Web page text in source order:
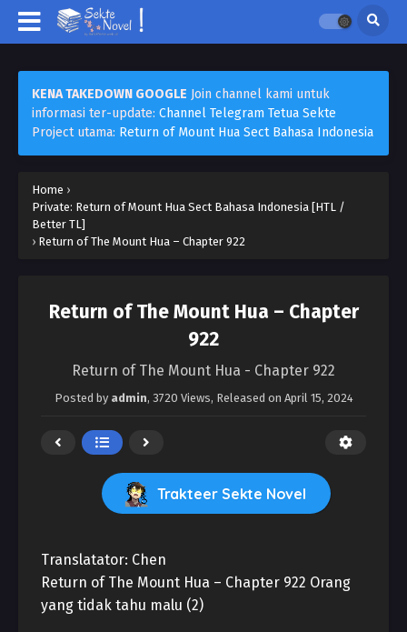
KENA TAKEDOWN GOOGLE Join channel kami untuk
informasi ter-update: Channel Telegram Tetua Sekte
Project utama: Return of Mount Hua Sect Bahasa Indonesia
Home ›
Private: Return of Mount Hua Sect Bahasa Indonesia [HTL /
Better TL]
› Return of The Mount Hua – Chapter 922
Return of The Mount Hua – Chapter
922
Return of The Mount Hua - Chapter 922
Posted by admin, 3720 Views, Released on April 15, 2024
Trakteer Sekte Novel
Translatator: Chen
Return of The Mount Hua – Chapter 922 Orang
yang tidak tahu malu (2)